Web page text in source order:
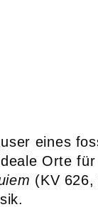
eines
Orte
(KV